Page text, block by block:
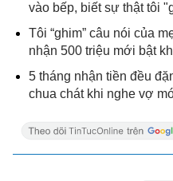
vào bếp, biết sự thật tôi
Tôi “ghim” câu nói của
nhận 500 triệu mới bật
5 tháng nhận tiền đều
chua chát khi nghe vợ